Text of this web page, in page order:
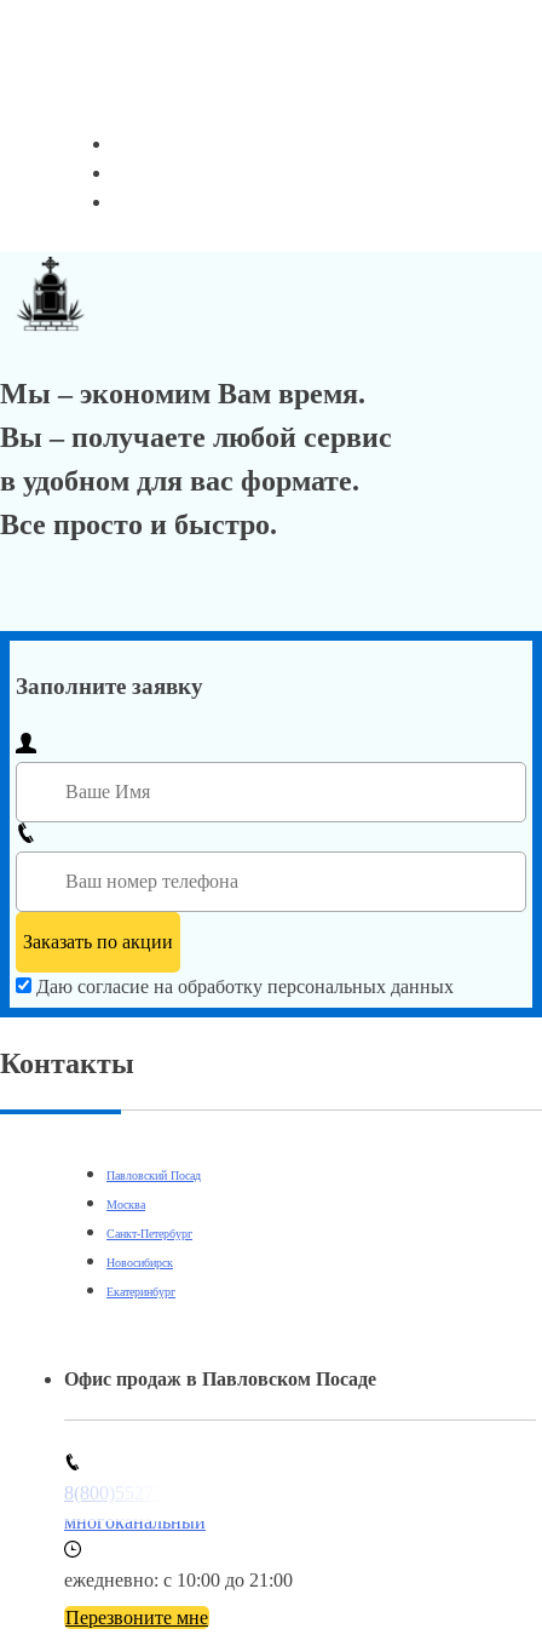
Мы – экономим Вам время.
Вы – получаете любой сервис
в удобном для вас формате.
Все просто и быстро.
Заполните заявку
Даю согласие на обработку персональных данных
Контакты
Павловский Посад
Москва
Санкт-Петербург
Новосибирск
Екатеринбург
Офис продаж в Павловском Посаде
8(800)5527584
многоканальный
ежедневно: с 10:00 до 21:00
Перезвоните мне